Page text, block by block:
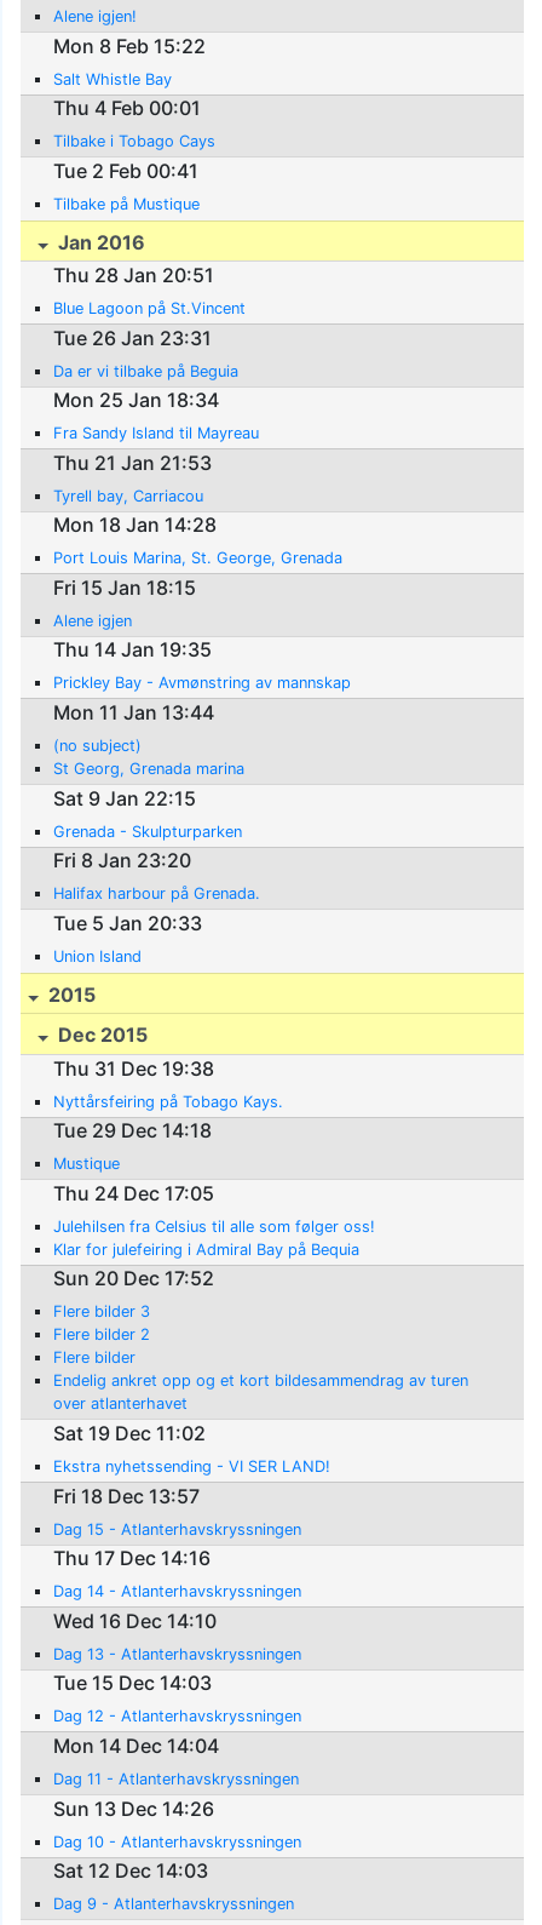
Alene igjen!
Mon 8 Feb 15:22
Salt Whistle Bay
Thu 4 Feb 00:01
Tilbake i Tobago Cays
Tue 2 Feb 00:41
Tilbake på Mustique
Jan 2016
Thu 28 Jan 20:51
Blue Lagoon på St.Vincent
Tue 26 Jan 23:31
Da er vi tilbake på Beguia
Mon 25 Jan 18:34
Fra Sandy Island til Mayreau
Thu 21 Jan 21:53
Tyrell bay, Carriacou
Mon 18 Jan 14:28
Port Louis Marina, St. George, Grenada
Fri 15 Jan 18:15
Alene igjen
Thu 14 Jan 19:35
Prickley Bay - Avmønstring av mannskap
Mon 11 Jan 13:44
(no subject)
St Georg, Grenada marina
Sat 9 Jan 22:15
Grenada - Skulpturparken
Fri 8 Jan 23:20
Halifax harbour på Grenada.
Tue 5 Jan 20:33
Union Island
2015
Dec 2015
Thu 31 Dec 19:38
Nyttårsfeiring på Tobago Kays.
Tue 29 Dec 14:18
Mustique
Thu 24 Dec 17:05
Julehilsen fra Celsius til alle som følger oss!
Klar for julefeiring i Admiral Bay på Bequia
Sun 20 Dec 17:52
Flere bilder 3
Flere bilder 2
Flere bilder
Endelig ankret opp og et kort bildesammendrag av turen
over atlanterhavet
Sat 19 Dec 11:02
Ekstra nyhetssending - VI SER LAND!
Fri 18 Dec 13:57
Dag 15 - Atlanterhavskryssningen
Thu 17 Dec 14:16
Dag 14 - Atlanterhavskryssningen
Wed 16 Dec 14:10
Dag 13 - Atlanterhavskryssningen
Tue 15 Dec 14:03
Dag 12 - Atlanterhavskryssningen
Mon 14 Dec 14:04
Dag 11 - Atlanterhavskryssningen
Sun 13 Dec 14:26
Dag 10 - Atlanterhavskryssningen
Sat 12 Dec 14:03
Dag 9 - Atlanterhavskryssningen